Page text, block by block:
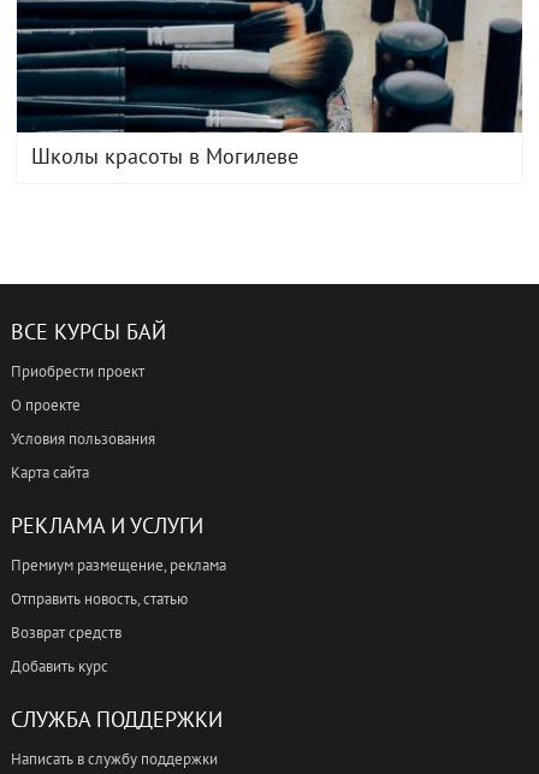
Школы красоты в Могилеве
ВСЕ КУРСЫ БАЙ
Приобрести проект
О проекте
Условия пользования
Карта сайта
РЕКЛАМА И УСЛУГИ
Премиум размещение, реклама
Отправить новость, статью
Возврат средств
Добавить курс
СЛУЖБА ПОДДЕРЖКИ
Написать в службу поддержки